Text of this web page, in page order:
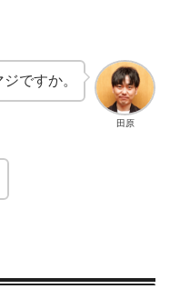
田原
ジですか。